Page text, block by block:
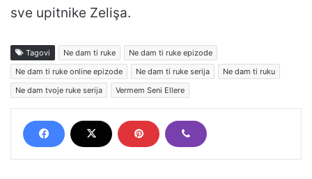
sve upitnike Zelişa.
Tagovi Ne dam ti ruke
Ne dam ti ruke epizode
Ne dam ti ruke online epizode
Ne dam ti ruke serija
Ne dam ti ruku
Ne dam tvoje ruke serija
Vermem Seni Ellere